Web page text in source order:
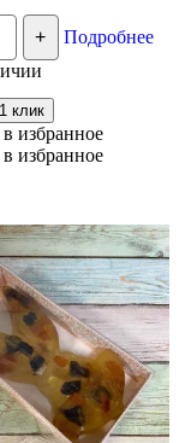
+
Подробнее
клик
избранное
избранное